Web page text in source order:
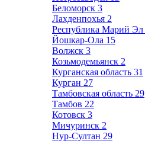
Беломорск 3
Лахденпохья 2
Республика Марий Эл
Йошкар-Ола 15
Волжск 3
Козьмодемьянск 2
Курганская область 31
Курган 27
Тамбовская область 29
Тамбов 22
Котовск 3
Мичуринск 2
Нур-Султан 29